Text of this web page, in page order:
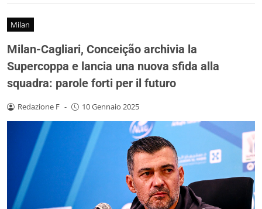
Milan
Milan-Cagliari, Conceição archivia la
Supercoppa e lancia una nuova sfida alla
squadra: parole forti per il futuro
Redazione F - 10 Gennaio 2025